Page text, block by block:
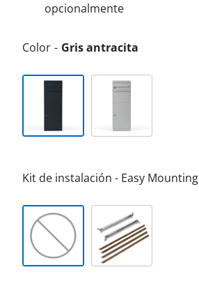
opcionalmente
Color Gris antracita
Kit de instalación - Easy Mounting